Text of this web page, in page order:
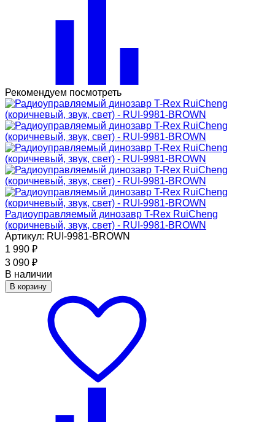
Рекомендуем посмотреть
Радиоуправляемый динозавр T-Rex RuiCheng
(коричневый, звук, свет) - RUI-9981-BROWN
Артикул: RUI-9981-BROWN
1 990 ₽
3 090 ₽
В наличии
В корзину